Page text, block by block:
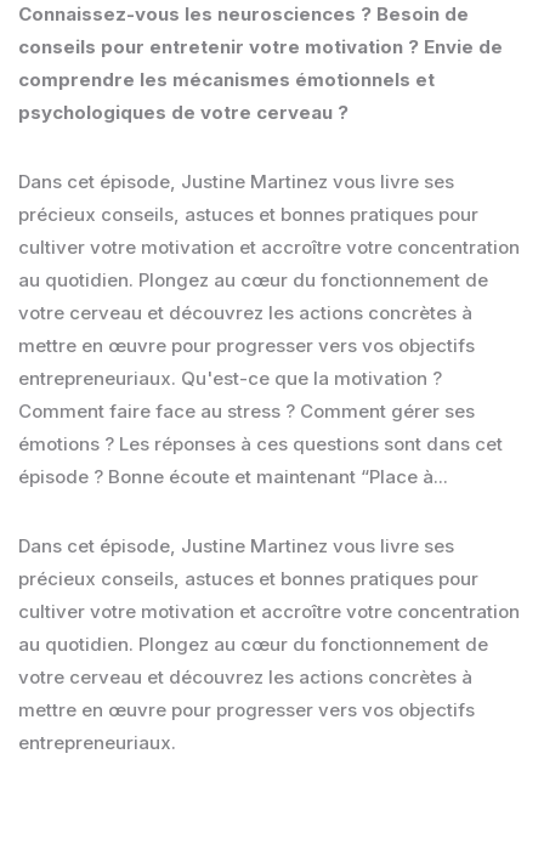
Connaissez-vous les neurosciences ? Besoin de
conseils pour entretenir votre motivation ? Envie de
comprendre les mécanismes émotionnels et
psychologiques de votre cerveau ?
Dans cet épisode, Justine Martinez vous livre ses
précieux conseils, astuces et bonnes pratiques pour
cultiver votre motivation et accroître votre concentration
au quotidien. Plongez au cœur du fonctionnement de
votre cerveau et découvrez les actions concrètes à
mettre en œuvre pour progresser vers vos objectifs
entrepreneuriaux. Qu'est-ce que la motivation ?
Comment faire face au stress ? Comment gérer ses
émotions ? Les réponses à ces questions sont dans cet
épisode ? Bonne écoute et maintenant “Place à...
Dans cet épisode, Justine Martinez vous livre ses
précieux conseils, astuces et bonnes pratiques pour
cultiver votre motivation et accroître votre concentration
au quotidien. Plongez au cœur du fonctionnement de
votre cerveau et découvrez les actions concrètes à
mettre en œuvre pour progresser vers vos objectifs
entrepreneuriaux.